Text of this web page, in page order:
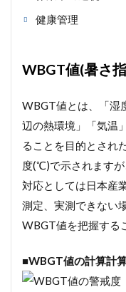
健康管理
WBGT値(暑さ
WBGT値とは、「湿
辺の熱環境」「気温
ることを目的とされ
度(℃)で示されますが
対応としては日本産
測定、実測できない
WBGT値を把握する
■WBGT値の計算計